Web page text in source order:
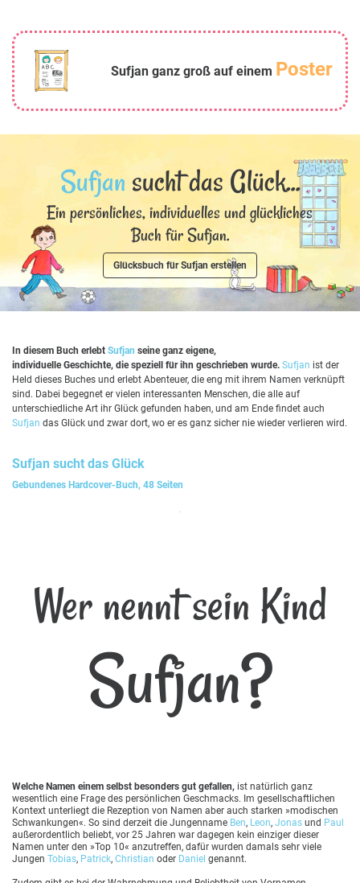
Sufjan ganz groß auf einem Poster
Sufjan sucht das Glück...
Ein persönliches, individuelles und glückliches
Buch für Sufjan.
Glücksbuch für Sufjan erstellen
In diesem Buch erlebt Sufjan seine ganz eigene,
individuelle Geschichte, die speziell für ihn geschrieben wurde. Sufjan ist der
Held dieses Buches und erlebt Abenteuer, die eng mit ihrem Namen verknüpft
sind. Dabei begegnet er vielen interessanten Menschen, die alle auf
unterschiedliche Art ihr Glück gefunden haben, und am Ende findet auch
Sufjan das Glück und zwar dort, wo er es ganz sicher nie wieder verlieren wird.
Sufjan sucht das Glück
Gebundenes Hardcover-Buch, 48 Seiten
Wer nennt sein Kind
Sufjan?
Welche Namen einem selbst besonders gut gefallen, ist natürlich ganz
wesentlich eine Frage des persönlichen Geschmacks. Im gesellschaftlichen
Kontext unterliegt die Rezeption von Namen aber auch starken »modischen
Schwankungen«. So sind derzeit die Jungenname Ben, Leon, Jonas und Paul
außerordentlich beliebt, vor 25 Jahren war dagegen kein einziger dieser
Namen unter den »Top 10« anzutreffen, dafür wurden damals sehr viele
Jungen Tobias, Patrick, Christian oder Daniel genannt.